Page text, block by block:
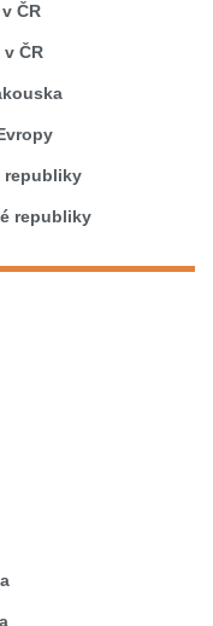
ČR
ČR
republiky
republiky